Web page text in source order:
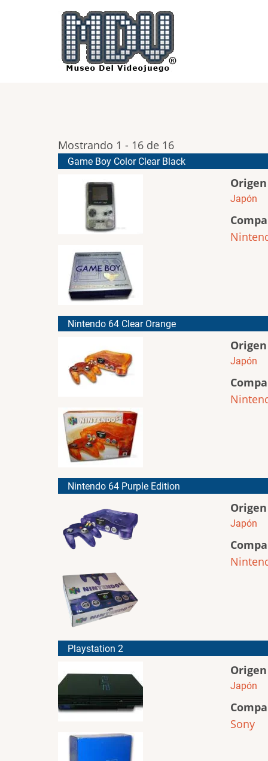
Mostrando 1 - 16 de 16
Game Boy Color Clear Black
Origen
Japón
Nintendo 64 Clear Orange
Origen
Japón
Nintendo 64 Purple Edition
Origen
Japón
Playstation 2
Origen
Japón
Sony